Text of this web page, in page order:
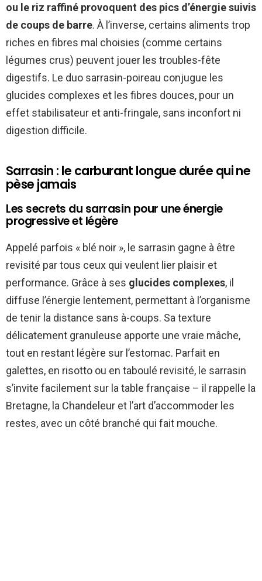
ou le riz raffiné provoquent des pics d’énergie suivis
de coups de barre. À l’inverse, certains aliments trop
riches en fibres mal choisies (comme certains
légumes crus) peuvent jouer les troubles-fête
digestifs. Le duo sarrasin-poireau conjugue les
glucides complexes et les fibres douces, pour un
effet stabilisateur et anti-fringale, sans inconfort ni
digestion difficile.
Sarrasin : le carburant longue durée qui ne
pèse jamais
Les secrets du sarrasin pour une énergie
progressive et légère
Appelé parfois « blé noir », le sarrasin gagne à être
revisité par tous ceux qui veulent lier plaisir et
performance. Grâce à ses glucides complexes, il
diffuse l’énergie lentement, permettant à l’organisme
de tenir la distance sans à-coups. Sa texture
délicatement granuleuse apporte une vraie mâche,
tout en restant légère sur l’estomac. Parfait en
galettes, en risotto ou en taboulé revisité, le sarrasin
s’invite facilement sur la table française – il rappelle la
Bretagne, la Chandeleur et l’art d’accommoder les
restes, avec un côté branché qui fait mouche.